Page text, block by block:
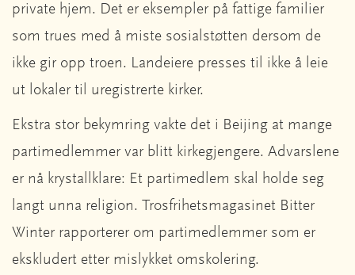
private hjem. Det er eksempler på fattige familier
som trues med å miste sosialstøtten dersom de
ikke gir opp troen. Landeiere presses til ikke å leie
ut lokaler til uregistrerte kirker.
Ekstra stor bekymring vakte det i Beijing at mange
partimedlemmer var blitt kirkegjengere. Advarslene
er nå krystallklare: Et partimedlem skal holde seg
langt unna religion. Trosfrihetsmagasinet Bitter
Winter rapporterer om partimedlemmer som er
ekskludert etter mislykket omskolering.